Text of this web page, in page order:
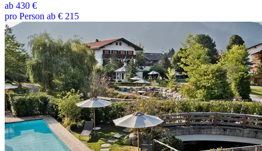
ab 430 €
pro Person ab € 215